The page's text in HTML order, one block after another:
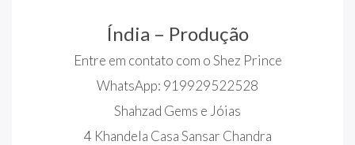
Índia – Produção
Entre em contato com o Shez Prince
WhatsApp: 919929522528
Shahzad Gems e Jóias
4 Khandela Casa Sansar Chandra